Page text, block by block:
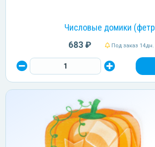
Числовые домики
683 ₽ Под заказ 14дн.